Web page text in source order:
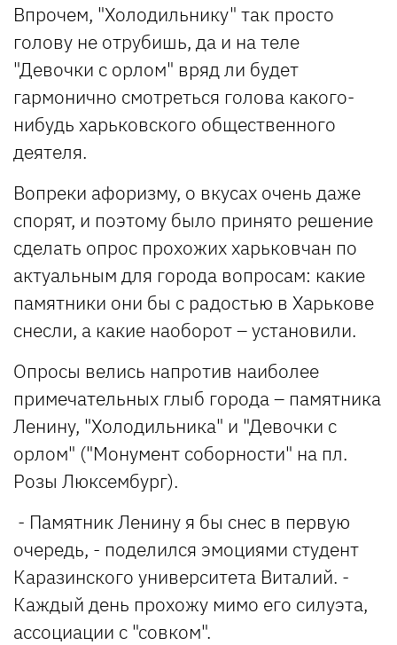
Впрочем, "Холодильнику" так просто
голову не отрубишь, да и на теле
"Девочки с орлом" вряд ли будет
гармонично смотреться голова какого-
нибудь харьковского общественного
деятеля.
Вопреки афоризму, о вкусах очень даже
спорят, и поэтому было принято решение
сделать опрос прохожих харьковчан по
актуальным для города вопросам: какие
памятники они бы с радостью в Харькове
снесли, а какие наоборот – установили.
Опросы велись напротив наиболее
примечательных глыб города – памятника
Ленину, "Холодильника" и "Девочки с
орлом" ("Монумент соборности" на пл.
Розы Люксембург).
- Памятник Ленину я бы снес в первую
очередь, - поделился эмоциями студент
Каразинского университета Виталий. -
Каждый день прохожу мимо его силуэта,
ассоциации с "совком".